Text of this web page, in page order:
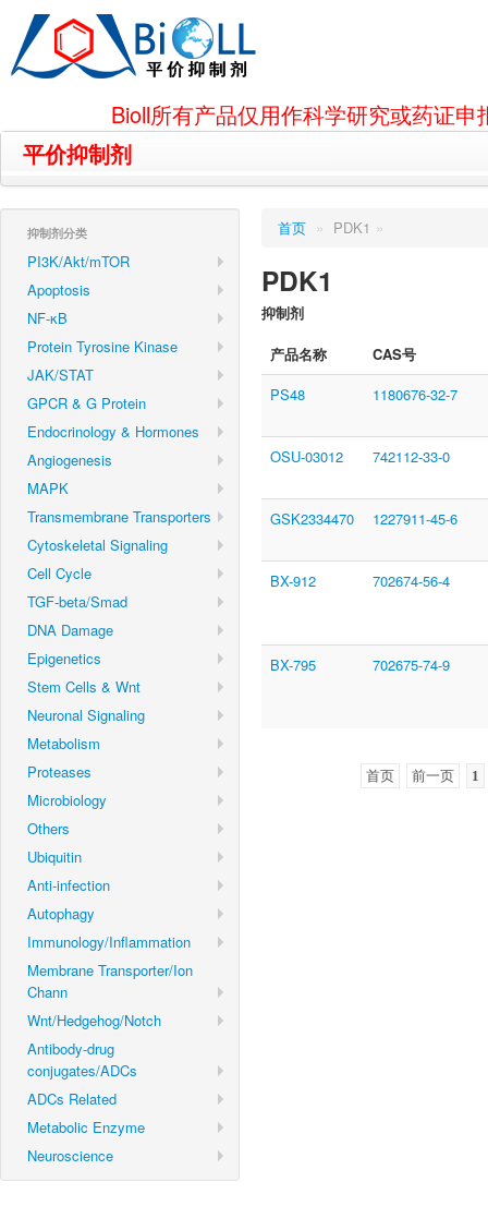
Bioll所有产品仅用作科学研究或药证
平价抑制剂
抑制剂分类
PI3K/Akt/mTOR
Apoptosis
NF-κB
Protein Tyrosine Kinase
JAK/STAT
GPCR & G Protein
Endocrinology & Hormones
Angiogenesis
MAPK
Transmembrane Transporters
Cytoskeletal Signaling
Cell Cycle
TGF-beta/Smad
DNA Damage
Epigenetics
Stem Cells & Wnt
Neuronal Signaling
Metabolism
Proteases
Microbiology
Others
Ubiquitin
Anti-infection
Autophagy
Immunology/Inflammation
Membrane Transporter/Ion
Chann
Wnt/Hedgehog/Notch
Antibody-drug
conjugates/ADCs
ADCs Related
Metabolic Enzyme
Neuroscience
首页 » PDK1 »
PDK1
抑制剂
产品名称
CAS号
PS48
1180676-32-7
OSU-03012 742112-33-0
GSK2334470 1227911-45-6
BX-912 702674-56-4
BX-795 702675-74-9
首页 前一页 1